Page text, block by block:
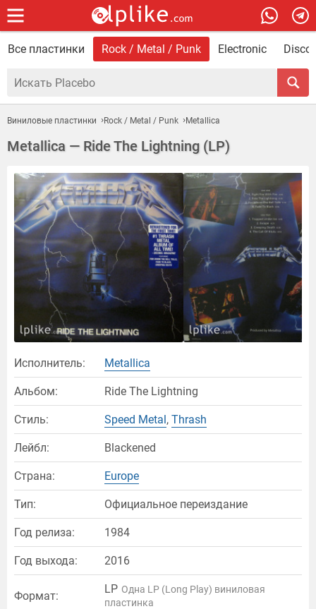
Все пластинки Rock / Metal / Punk Electronic Disco
Виниловые пластинки Rock / Metal / Punk Metallica
Metallica — Ride The Lightning (LP)
Исполнитель: Metallica
Альбом: Ride The Lightning
Стиль: Speed Metal, Thrash
Лейбл: Blackened
Страна: Europe
Тип: Официальное переиздание
Год релиза: 1984
Год выхода: 2016
Формат: LP Одна LP (Long Play) виниловая
пластинка